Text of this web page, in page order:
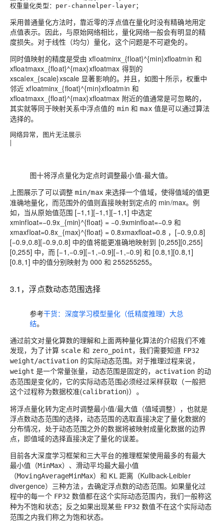
权重量化类型：
per-channelper-layer；
采用普通量化方法时，靠近零的浮点值在量化时没有精确地用定
点值表示。因此，与原始网络相比，量化网络一般会有明显的精
度损失。对于线性（均匀）量化，这个问题是不可避免的。
同时值映射的精度是受由xfloatminx_{float}^{min}xfloatmin 和
xfloatmaxx_{float}^{max}xfloatmax 得到的
xscalex_{scale}xscale 显著影响的。并且，如图十所示，权重中
邻近xfloatminx_{float}^{min}xfloatmin 和
xfloatmaxx_{float}^{max}xfloatmax 附近的值通常是可忽略的，
其实就等同于映射关系中浮点值的 min和max值是可以通过算法
选择的。
网络异常，图片无法展示
|
图十将浮点量化为定点时调整最小值-最大值。
上图展示了可以调整min/max来选择一个值域，使得值域的值更
准确地量化，而范围外的值则直接映射到定点的 min/max。例
如，当从原始值范围 [−1,1][−1,1][−1 ,1] 中选定
xminfloat=−0.9x_{min}^{float} = −0.9xminfloat=−0.9 和
xmaxfloat=0.8x_{max}^{float} = 0.8xmaxfloat=0.8 ， [−0.9,0.8]
[−0.9,0.8][−0.9,0.8] 中的值将能更准确地映射到 [0,255][0,255]
[0,255] 中，而 [−1,−0.9][−1,−0.9][−1 ,−0.9] 和 [0.8,1][0.8,1]
[0.8,1] 中的值分别映射为 000 和255255255。
3.1，浮点数动态范围选择
参考干货：深度学习模型量化（低精度推理）大总
结。
通过前文对量化算数的理解和上面两种量化算法的介绍我们不难
发现，为了计算 scale 和 zero_point，我们需要知道 FP32
weight/activation的实际动态范围。对于推理过程来说，
weight 是一个常量张量，动态范围是固定的， activation 的动
态范围是变化的，它的实际动态范围必须经过采样获取（一般把
这个过程称为数据校准(calibration)）。
将浮点量化转为定点时调整最小值/最大值（值域调整），也就是
浮点数动态范围的选择，动态范围的选取直接决定了量化数据的
分布情况，处于动态范围之外的数据将被映射成量化数据的边界
点，即值域的选择直接决定了量化的误差。
目前各大深度学习框架和三大平台的推理框架使用最多的有最大
最小值（MinMax）、滑动平均最大最小值
（MovingAverageMinMax）和 KL 距离（Kullback-Leibler
divergence）三种方法，去确定浮点数的动态范围。如果量化过
程中的每一个 FP32 数值都在这个实际动态范围内，我们一般称这
种为不饱和状态；反之如果出现某些 FP32 数值不在这个实际动态
范围之内我们称之为饱和状态。